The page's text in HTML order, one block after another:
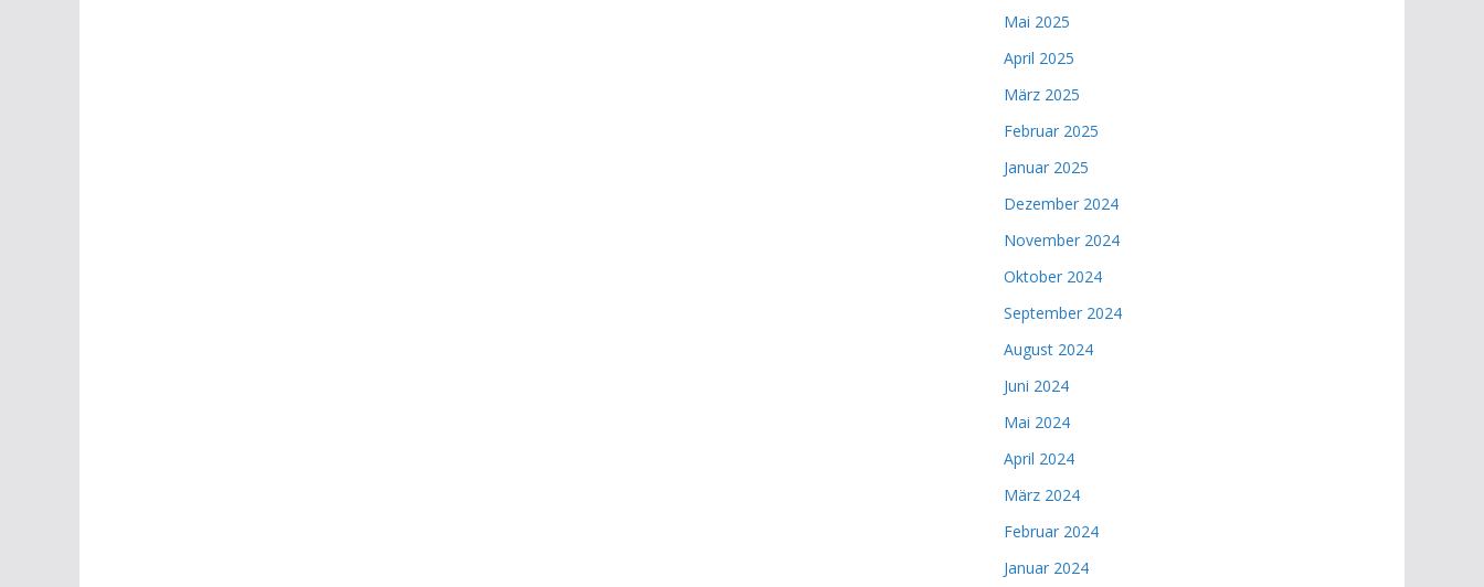
Mai 2025
April 2025
März 2025
Februar 2025
Januar 2025
Dezember 2024
November 2024
Oktober 2024
September 2024
August 2024
Juni 2024
Mai 2024
April 2024
März 2024
Februar 2024
Januar 2024